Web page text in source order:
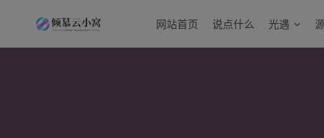
网站首页 说点什么 光遇